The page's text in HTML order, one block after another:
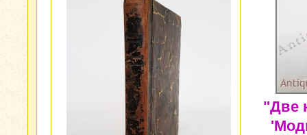
"Две